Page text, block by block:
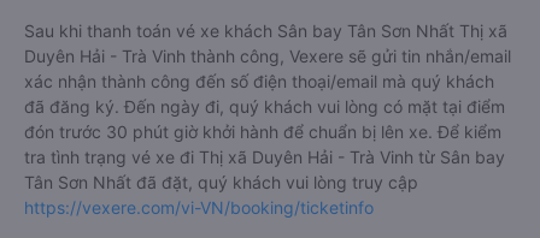
Sau khi thanh toán vé xe khách Sân bay Tân Sơn Nhất Thị xã
Duyên Hải - Trà Vinh thành công, Vexere sẽ gửi tin nhắn/email
xác nhận thành công đến số điện thoại/email mà quý khách
đã đăng ký. Đến ngày đi, quý khách vui lòng có mặt tại điểm
đón trước 30 phút giờ khởi hành để chuẩn bị lên xe. Để kiểm
tra tình trạng vé xe đi Thị xã Duyên Hải - Trà Vinh từ Sân bay
Tân Sơn Nhất đã đặt, quý khách vui lòng truy cập
https://vexere.com/vi-VN/booking/ticketinfo